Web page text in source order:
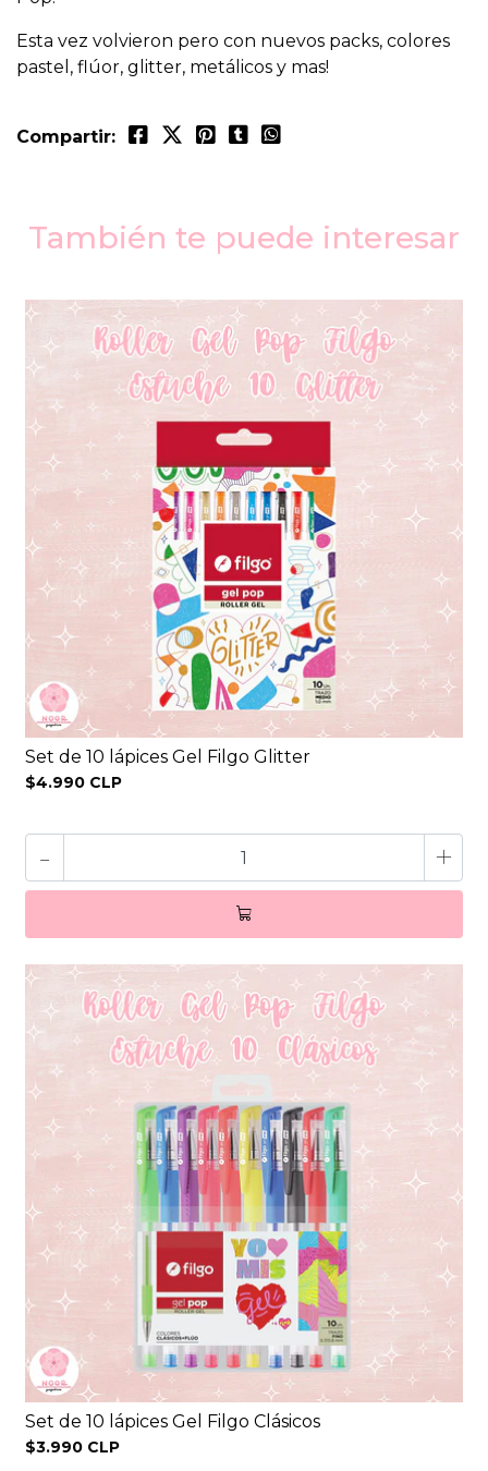
Esta vez volvieron pero con nuevos packs, colores
pastel, flúor, glitter, metálicos y mas!
Compartir:
También te puede interesar
Set de 10 lápices Gel Filgo Glitter
$4.990 CLP
- +
Set de 10 lápices Gel Filgo Clásicos
$3.990 CLP